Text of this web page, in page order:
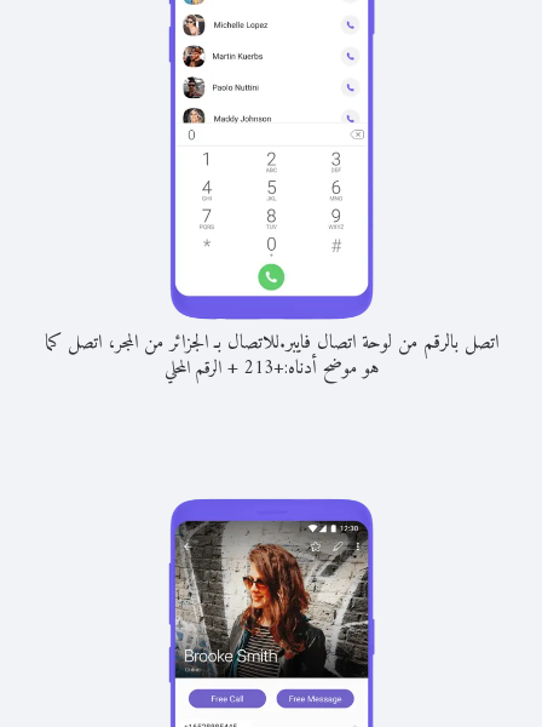
اتصل بالرقم من لوحة اتصال فايبر.للاتصال بـ الجزائر من المجر، اتصل كما
هو موضح أدناه:+
213
+الرقم المحلي